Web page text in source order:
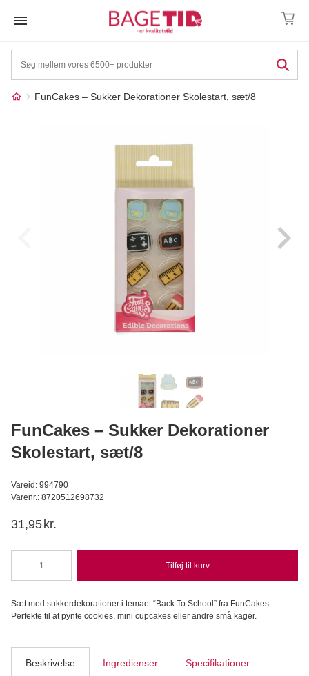
FunCakes – Sukker Dekorationer Skolestart, sæt/8
disse produkter have din
Wilfa - Glacier, Isterningmaskine
Læg i kurv
FunCakes – Sukker Dekorationer
Skolestart, sæt/8
Vareid: 994790
Varenr.: 8720512698732
31,95 kr.
FunCakes
-
Dekorationer
Skolestart,
antal
Tilføj til kurv
Sæt med sukkerdekorationer i temaet “Back To School” fra FunCakes.
Perfekte til at pynte cookies, mini cupcakes eller andre små kager.
Beskrivelse Ingredienser Specifikationer